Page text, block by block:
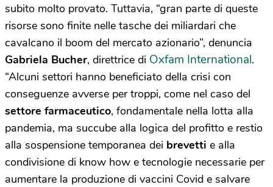
subito molto provato. Tuttavia, “gran parte di queste
risorse sono finite nelle tasche dei miliardari che
cavalcano il boom del mercato azionario”, denuncia
Gabriela Bucher, direttrice di Oxfam International.
“Alcuni settori hanno beneficiato della crisi con
conseguenze avverse per troppi, come nel caso del
settore farmaceutico, fondamentale nella lotta alla
pandemia, ma succube alla logica del profitto e restio
alla sospensione temporanea dei brevetti e alla
condivisione di know how e tecnologie necessarie per
aumentare la produzione di vaccini Covid e salvare